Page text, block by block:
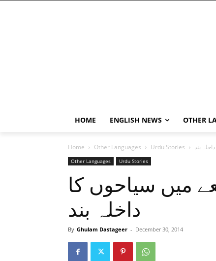
HOME ENGLISH NEWS OTHER
Home Other Languages Urdu Stories بند
Other Languages Urdu Stories
میں سیاحوں کا
داخلہ بند
By Ghulam Dastageer - December 30, 2014